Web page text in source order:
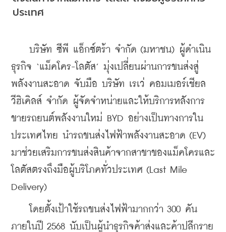
ประเทศ
บริษัท ซีพี แอ็กซ์ตร้า จำกัด (มหาชน) ผู้ดำเนิน
ธุรกิจ ‘แม็คโคร-โลตัส’ มุ่งเปลี่ยนผ่านการขนส่งสู่
พลังงานสะอาด จับมือ บริษัท เรเว่ คอมเมอร์เชียล
วีฮิเคิลส์ จำกัด ผู้จัดจําหน่ายและให้บริการหลังการ
ขายรถยนต์พลังงานใหม่ BYD อย่างเป็นทางการใน
ประเทศไทย นำรถขนส่งไฟฟ้าพลังงานสะอาด (EV)
มาช่วยเสริมการขนส่งสินค้าจากสาขาของแม็คโครและ
โลตัสตรงถึงมือผู้บริโภคทั่วประเทศ (Last Mile
Delivery)
โดยตั้งเป้าใช้รถขนส่งไฟฟ้ามากกว่า 300 คัน
ภายในปี 2568 นับเป็นผู้นำธุรกิจค้าส่งและค้าปลีกราย